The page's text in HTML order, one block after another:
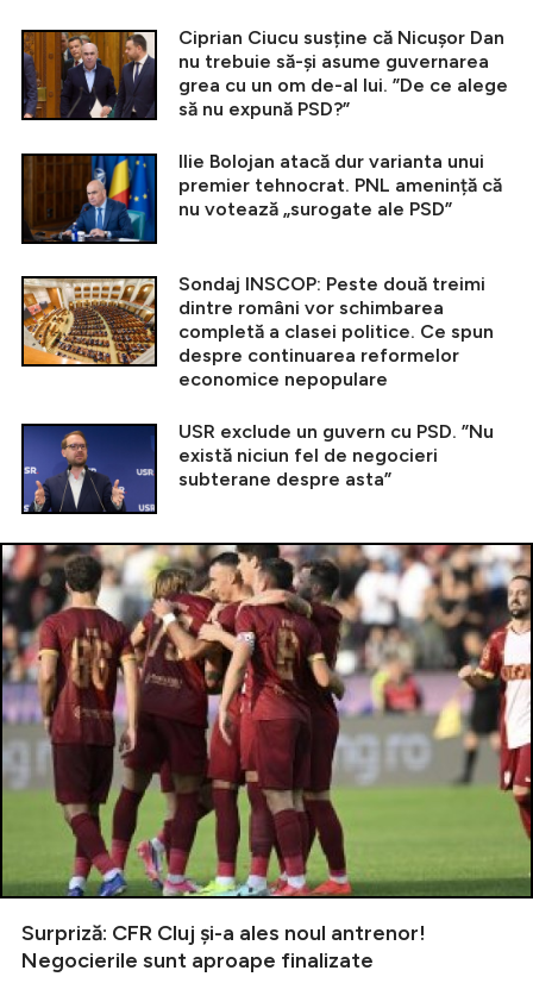
Ciprian Ciucu susține că Nicușor Dan
nu trebuie să-și asume guvernarea
grea cu un om de-al lui. ”De ce alege
să nu expună PSD?”
Ilie Bolojan atacă dur varianta unui
premier tehnocrat. PNL amenință că
nu votează „surogate ale PSD”
Sondaj INSCOP: Peste două treimi
dintre români vor schimbarea
completă a clasei politice. Ce spun
despre continuarea reformelor
economice nepopulare
USR exclude un guvern cu PSD. ”Nu
există niciun fel de negocieri
subterane despre asta”
Surpriză: CFR Cluj și-a ales noul antrenor!
Negocierile sunt aproape finalizate